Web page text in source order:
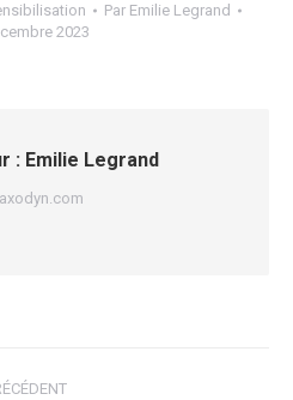
Par Emilie Legrand
2023
: Emilie Legrand